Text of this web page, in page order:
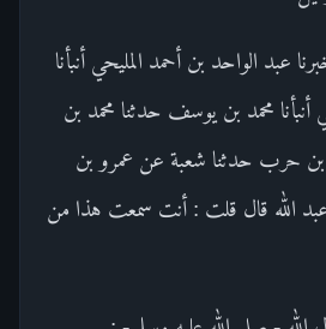
عبد الواحد بن أحمد المليحي أنبأنا
أنبأنا محمد بن يوسف حدثنا محمد بن
بن حرب حدثنا شعبة عن عمرو بن
الله قال قلت : أنت سمعت هذا من